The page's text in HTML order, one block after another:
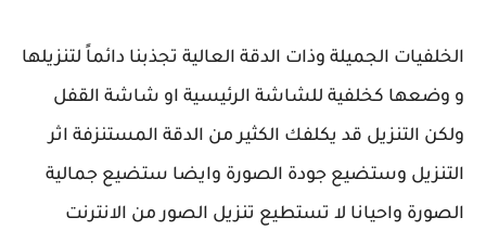
الخلفيات الجميلة وذات الدقة العالية تجذبنا دائماً لتنزيلها
و وضعها كخلفية للشاشة الرئيسية او شاشة القفل
ولكن التنزيل قد يكلفك الكثير من الدقة المستنزفة اثر
التنزيل وستضيع جودة الصورة وايضا ستضيع جمالية
الصورة واحيانا لا تستطيع تنزيل الصور من الانترنت